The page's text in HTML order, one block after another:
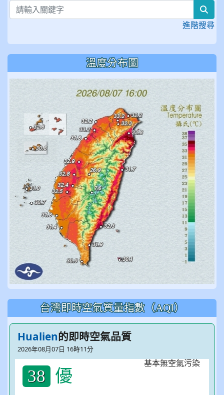
進階搜尋
溫度分布圖
台灣即時空氣質量指數（AQI）
Hualien的即時空氣品質
2026年08月07日 16時11分
38 優